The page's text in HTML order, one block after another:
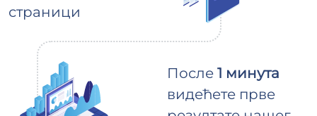
страници
После 1 минута
видећете прве